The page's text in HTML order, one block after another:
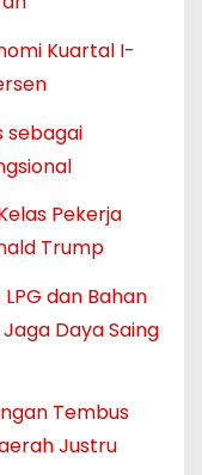
Kuartal I-
sebagai
Pekerja
Trump
dan Bahan
Daya Saing
Tembus
Justru